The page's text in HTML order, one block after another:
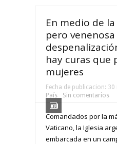
En medio de
pero
hay curas que
mujeres
Fecha de publicacion: 30
País
Sin comentarios
Comandados por la
Vaticano, la Iglesia
embarcada en un